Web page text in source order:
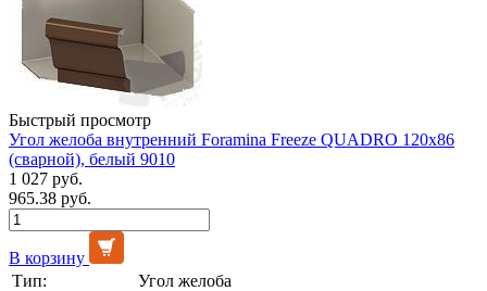
Быстрый просмотр
Угол желоба внутренний Foramina Freeze QUADRO 120х86
(сварной), белый 9010
1 027 руб.
965.38 руб.
В корзину
Тип:
Угол желоба